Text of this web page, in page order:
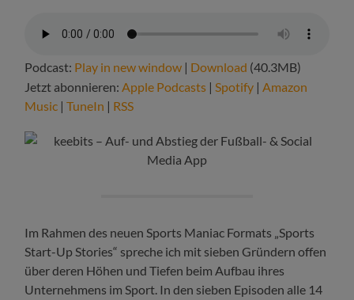
Podcast: Play in new window | Download (40.3MB)
Jetzt abonnieren:Apple Podcasts |Spotify |Amazon
Music |TuneIn | RSS
Im Rahmen des neuen Sports Maniac Formats „Sports
Start-Up Stories“ spreche ich mit sieben Gründern offen
über deren Höhen und Tiefen beim Aufbau ihres
Unternehmens im Sport. In den sieben Episoden alle 14